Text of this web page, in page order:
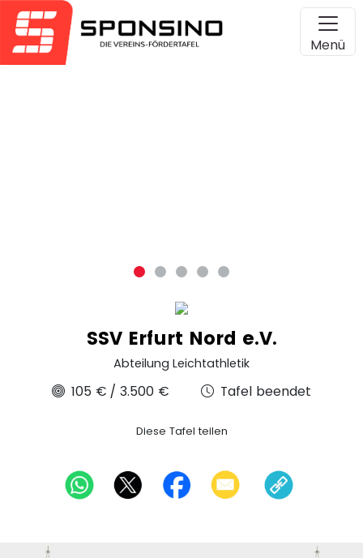
Menü
SSV Erfurt Nord e.V.
Abteilung Leichtathletik
105 € / 3.500 € Tafel beendet
Diese Tafel teilen